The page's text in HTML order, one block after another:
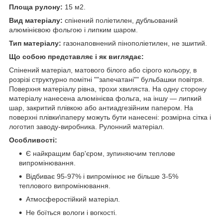
Площа рулону: 15 м2
Вид матеріалу: спінений поліетилен, дубльований
алюмінієвою фольгою і липким шаром.
Тип матеріалу: газонаповнений пінополіетилен, не зшитий.
Що собою представляє і як виглядає:
Спінений матеріал, матового білого або сірого кольору, в
розрізі структурно помітні ""запечатані"" бульбашки повітря.
Поверхня матеріалу рівна, трохи хвиляста. На одну сторону
матеріалу нанесена алюмінієва фольга, на іншу ― липкий
шар, закритий плівкою або антиадгезійним папером. На
поверхні плівки\паперу можуть бути нанесені: розмірна сітка і
логотип заводу-виробника. Рулонний матеріал.
Особливості:
Є найкращим бар'єром, зупиняючим теплове
випромінювання.
Відбиває 95-97% і випромінює не більше 3-5%
теплового випромінювання.
Атмосферостійкий матеріал.
Не боїться вологи і вогкості.